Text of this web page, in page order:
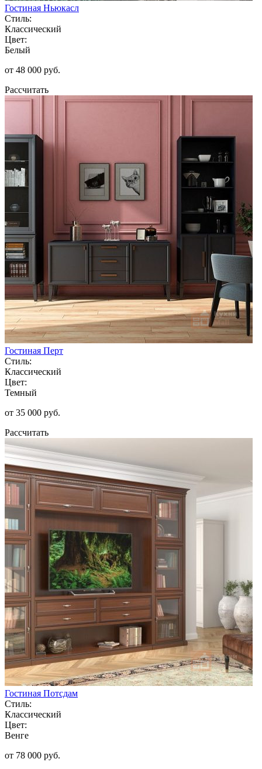
Гостиная Ньюкасл
Стиль:
Классический
Цвет:
Белый
от 48 000 руб.
Рассчитать
Гостиная Перт
Стиль:
Классический
Цвет:
Темный
от 35 000 руб.
Рассчитать
Гостиная Потсдам
Стиль:
Классический
Цвет:
Венге
от 78 000 руб.